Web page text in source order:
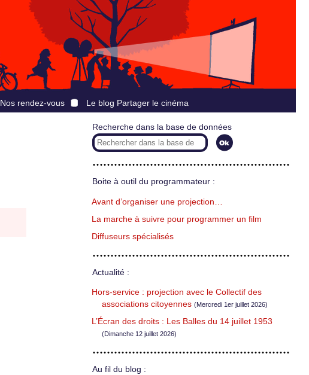
Nos rendez-vous Le blog Partager le cinéma
Recherche dans la base de données
Boite à outil du programmateur :
Avant d’organiser une projection…
La marche à suivre pour programmer un film
Diffuseurs spécialisés
Actualité :
Hors-service : projection avec le Collectif des
associations citoyennes (Mercredi 1er juillet 2026)
L’Écran des droits : Les Balles du 14 juillet 1953
(Dimanche 12 juillet 2026)
Au fil du blog :